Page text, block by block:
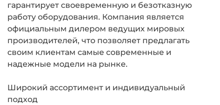
гарантирует своевременную и безотказную
работу оборудования. Компания является
официальным дилером ведущих мировых
производителей, что позволяет предлагать
своим клиентам самые современные и
надежные модели на рынке.
Широкий ассортимент и индивидуальный
подход